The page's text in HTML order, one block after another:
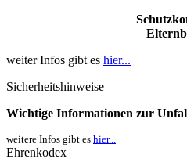
weiter Infos gibt es hier...
Sicherheitshinweise
Wichtige Informationen zur
weitere Infos gibt es hier...
Ehrenkodex